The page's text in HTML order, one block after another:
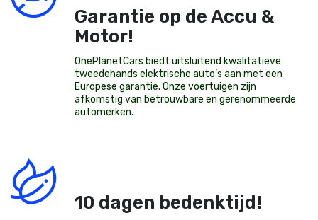
Garantie op de Accu &
Motor!
OnePlanetCars biedt uitsluitend kwalitatieve
tweedehands elektrische auto’s aan met een
Europese garantie. Onze voertuigen zijn
afkomstig van betrouwbare en gerenommeerde
automerken.
10 dagen bedenktijd!